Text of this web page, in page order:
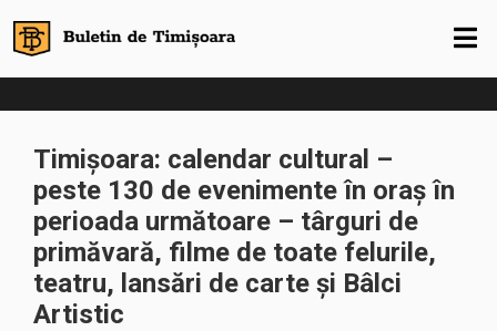
Timișoara: calendar cultural –
peste 130 de evenimente în oraș în
perioada următoare – târguri de
primăvară, filme de toate felurile,
teatru, lansări de carte și Bâlci
Artistic